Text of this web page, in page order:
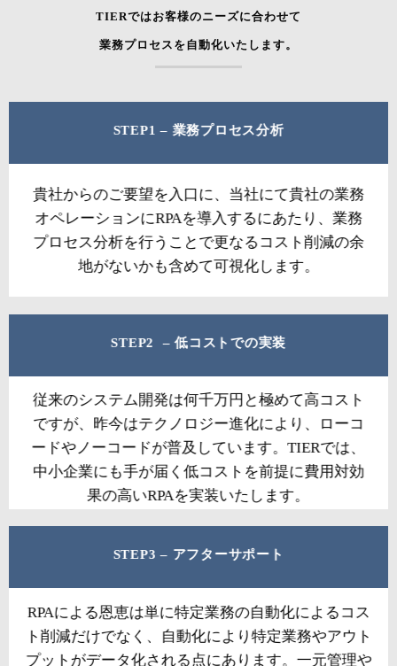
TIERではお客様のニーズに合わせて
業務プロセスを自動化いたします。
STEP1 – 業務プロセス分析
貴社からのご要望を入口に、当社にて貴社の業務
オペレーションにRPAを導入するにあたり、業務
プロセス分析を行うことで更なるコスト削減の余
地がないかも含めて可視化します。
STEP2 – 低コストでの実装
従来のシステム開発は何千万円と極めて高コスト
ですが、昨今はテクノロジー進化により、ローコ
ードやノーコードが普及しています。TIERでは、
中小企業にも手が届く低コストを前提に費用対効
果の高いRPAを実装いたします。
STEP3 – アフターサポート
RPAによる恩恵は単に特定業務の自動化によるコス
ト削減だけでなく、自動化により特定業務やアウト
プットがデータ化される点にあります。一元管理や